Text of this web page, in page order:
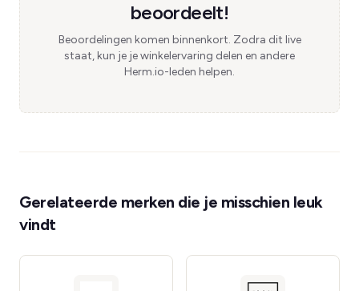
beoordeelt!
Beoordelingen komen binnenkort. Zodra dit live
staat, kun je je winkelervaring delen en andere
Herm.io-leden helpen.
Gerelateerde merken die je misschien leuk
vindt